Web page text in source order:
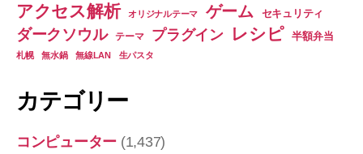
アクセス解析 オリジナルテーマ ゲーム セキュリティ
ダークソウル テーマ プラグイン レシピ 半額弁当
札幌 無水鍋 無線LAN 生パスタ
カテゴリー
コンピューター (1,437)